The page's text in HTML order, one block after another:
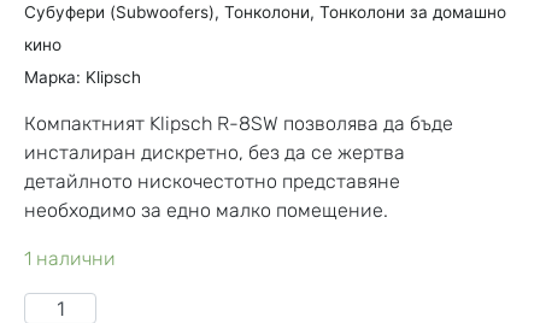
Субуфери (Subwoofers), Тонколони, Тонколони за домашно
кино
Марка: Klipsch
Компактният Klipsch R-8SW позволява да бъде
инсталиран дискретно, без да се жертва
детайлното нискочестотно представяне
необходимо за едно малко помещение.
1 налични